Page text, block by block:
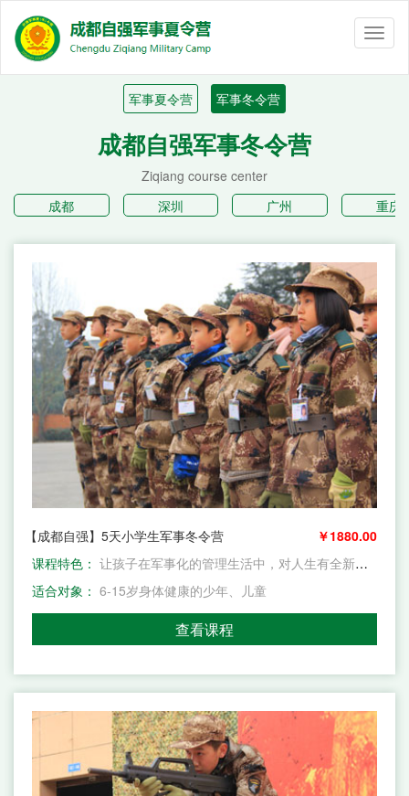
军事夏令营 军事冬令营
成都自强军事冬令营
Ziqiang course center
成都
深圳 广州 重庆
【成都自强】5天小学生军事冬令营
￥1880.00
课程特色： 让孩子在军事化的管理生活中，对人生有全新的认识和体验，提高孩子的自我管理和自我约束能力，矫正孩子的不良行为习惯。增强孩子的团队意识，懂得感恩，获得更坚毅、自信的品格素质
适合对象： 6-15岁身体健康的少年、儿童
查看课程